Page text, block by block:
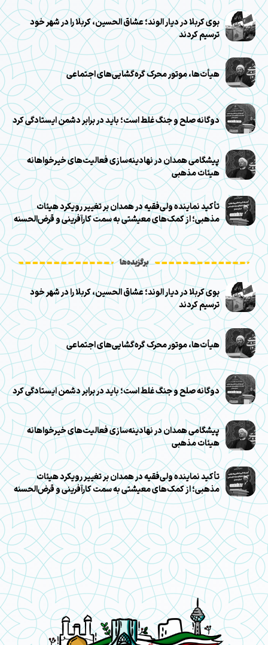
بوی کربلا در دیار الوند؛ عشاق الحسین، کربلا را در شهر خود
ترسیم کردند
هیأت‌ها، موتور محرک گره‌گشایی‌های اجتماعی
دوگانه صلح و جنگ غلط است؛ باید در برابر دشمن ایستادگی کرد
پیشگامی همدان در نهادینه‌سازی فعالیت‌های خیرخواهانه
هیئات مذهبی
تأکید نماینده ولی‌فقیه در همدان بر تغییر رویکرد هیئات
مذهبی؛ از کمک‌های معیشتی به سمت کارآفرینی و قرض‌الحسنه
برگزیده‌ها
بوی کربلا در دیار الوند؛ عشاق الحسین، کربلا را در شهر خود
ترسیم کردند
هیأت‌ها، موتور محرک گره‌گشایی‌های اجتماعی
دوگانه صلح و جنگ غلط است؛ باید در برابر دشمن ایستادگی کرد
پیشگامی همدان در نهادینه‌سازی فعالیت‌های خیرخواهانه
هیئات مذهبی
تأکید نماینده ولی‌فقیه در همدان بر تغییر رویکرد هیئات
مذهبی؛ از کمک‌های معیشتی به سمت کارآفرینی و قرض‌الحسنه